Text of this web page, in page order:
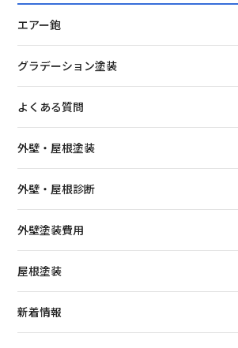
エアー鉋
グラデーション塗装
よくある質問
外壁・屋根塗装
外壁・屋根診断
外壁塗装費用
屋根塗装
新着情報